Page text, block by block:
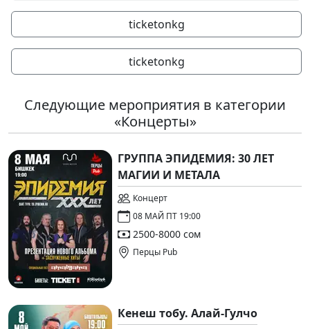
ticketonkg
ticketonkg
Следующие мероприятия в категории
«Концерты»
ГРУППА ЭПИДЕМИЯ: 30 ЛЕТ
МАГИИ И МЕТАЛА
Концерт
08 МАЙ ПТ 19:00
2500-8000 сом
Перцы Pub
Кенеш тобу. Алай-Гулчо